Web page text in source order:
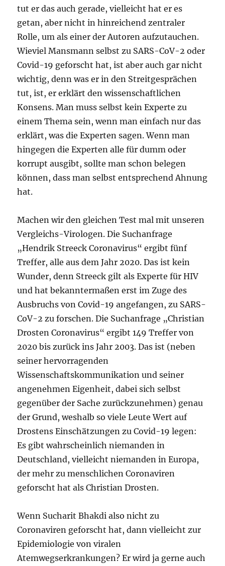
tut er das auch gerade, vielleicht hat er es
getan, aber nicht in hinreichend zentraler
Rolle, um als einer der Autoren aufzutauchen.
Wieviel Mansmann selbst zu SARS-CoV-2 oder
Covid-19 geforscht hat, ist aber auch gar nicht
wichtig, denn was er in den Streitgesprächen
tut, ist, er erklärt den wissenschaftlichen
Konsens. Man muss selbst kein Experte zu
einem Thema sein, wenn man einfach nur das
erklärt, was die Experten sagen. Wenn man
hingegen die Experten alle für dumm oder
korrupt ausgibt, sollte man schon belegen
können, dass man selbst entsprechend Ahnung
hat.
Machen wir den gleichen Test mal mit unseren
Vergleichs-Virologen. Die Suchanfrage
„Hendrik Streeck Coronavirus“ ergibt fünf
Treffer, alle aus dem Jahr 2020. Das ist kein
Wunder, denn Streeck gilt als Experte für HIV
und hat bekanntermaßen erst im Zuge des
Ausbruchs von Covid-19 angefangen, zu SARS-
CoV-2 zu forschen. Die Suchanfrage „Christian
Drosten Coronavirus“ ergibt 149 Treffer von
2020 bis zurück ins Jahr 2003. Das ist (neben
seiner hervorragenden
Wissenschaftskommunikation und seiner
angenehmen Eigenheit, dabei sich selbst
gegenüber der Sache zurückzunehmen) genau
der Grund, weshalb so viele Leute Wert auf
Drostens Einschätzungen zu Covid-19 legen:
Es gibt wahrscheinlich niemanden in
Deutschland, vielleicht niemanden in Europa,
der mehr zu menschlichen Coronaviren
geforscht hat als Christian Drosten.
Wenn Sucharit Bhakdi also nicht zu
Coronaviren geforscht hat, dann vielleicht zur
Epidemiologie von viralen
Atemwegserkrankungen? Er wird ja gerne auch